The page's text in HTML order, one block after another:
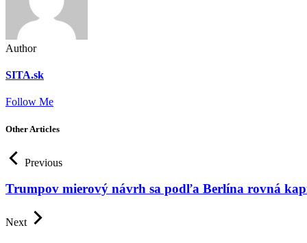
Author
SITA.sk
Follow Me
Other Articles
Previous
Trumpov mierový návrh sa podľa Berlína rovná
Next